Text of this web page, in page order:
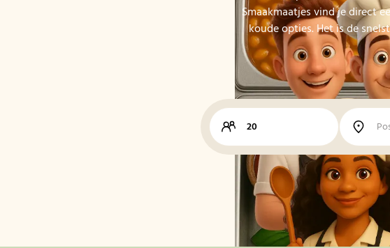
Smaakmaatjes vind je direct
koude opties. Het is de